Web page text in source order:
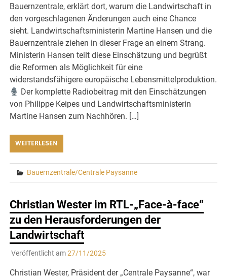
Bauernzentrale, erklärt dort, warum die Landwirtschaft in
den vorgeschlagenen Änderungen auch eine Chance
sieht. Landwirtschaftsministerin Martine Hansen und die
Bauernzentrale ziehen in dieser Frage an einem Strang.
Ministerin Hansen teilt diese Einschätzung und begrüßt
die Reformen als Möglichkeit für eine
widerstandsfähigere europäische Lebensmittelproduktion.
Der komplette Radiobeitrag mit den Einschätzungen
von Philippe Keipes und Landwirtschaftsministerin
Martine Hansen zum Nachhören. […]
WEITERLESEN
Bauernzentrale/Centrale Paysanne
Christian Wester im RTL-„Face-à-face“
zu den Herausforderungen der
Landwirtschaft
Veröffentlicht am27/11/2025
Christian Wester, Präsident der „Centrale Paysanne“, war